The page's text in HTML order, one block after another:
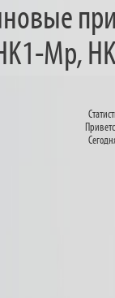
Mp,